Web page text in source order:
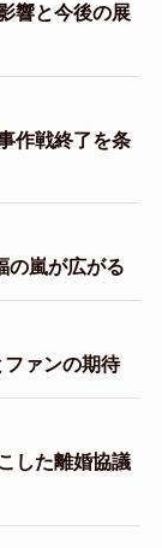
響と今後の展
作戦終了を条
の嵐が広がる
ァンの期待
した離婚協議